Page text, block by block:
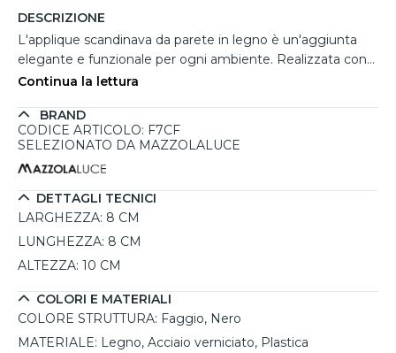
DESCRIZIONE
L'applique scandinava da parete in legno è un'aggiunta
elegante e funzionale per ogni ambiente. Realizzata con
un corpo in legno di faggio e acciaio verniciato, questa
per uno stile di interior design scandinavo. La sua forma
cilindrica e le linee morbide la rendono ideale per
creando un'atmosfera accogliente. La lampada è
dimmerabile, permettendo di regolare l’intensità della luce
in base all'umore, e il suo attacco GU10 consente di
scegliere la lampadina più adatta alle proprie esigenze.
garantendo una durata nel tempo.
Continua la lettura
BRAND
CODICE ARTICOLO: F7CF
SELEZIONATO DA MAZZOLALUCE
DETTAGLI TECNICI
LARGHEZZA: 8 CM
LUNGHEZZA: 8 CM
ALTEZZA: 10 CM
COLORI E MATERIALI
COLORE STRUTTURA: Faggio, Nero
MATERIALE: Legno, Acciaio verniciato, Plastica